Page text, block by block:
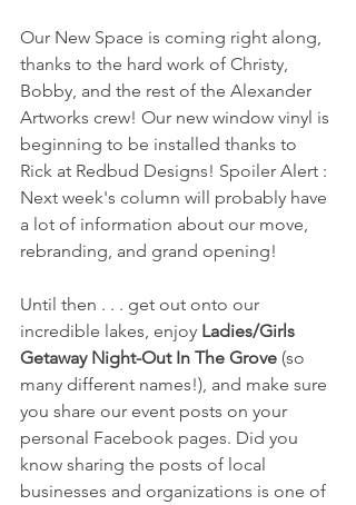
Our New Space is coming right along,
thanks to the hard work of Christy,
Bobby, and the rest of the Alexander
Artworks crew! Our new window vinyl is
beginning to be installed thanks to
Rick at Redbud Designs! Spoiler Alert :
Next week's column will probably have
a lot of information about our move,
rebranding, and grand opening!
Until then . . . get out onto our
incredible lakes, enjoy Ladies/Girls
Getaway Night-Out In The Grove (so
many different names!), and make sure
you share our event posts on your
personal Facebook pages. Did you
know sharing the posts of local
businesses and organizations is one of